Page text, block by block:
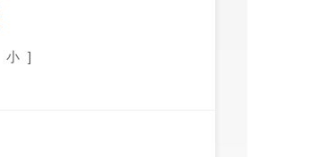
小 ]